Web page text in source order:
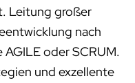
Leitung großer
nach
oder SCRUM.
und exzellente